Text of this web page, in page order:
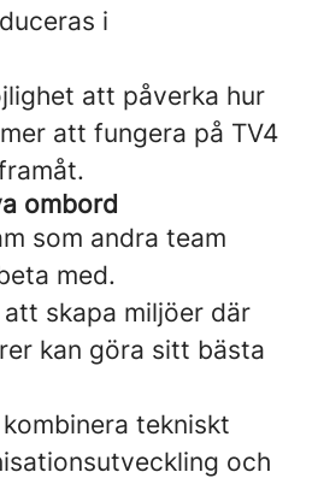
i
att påverka hur
att fungera på TV4
ombord
som andra team
med.
skapa miljöer där
kan göra sitt bästa
tekniskt
och